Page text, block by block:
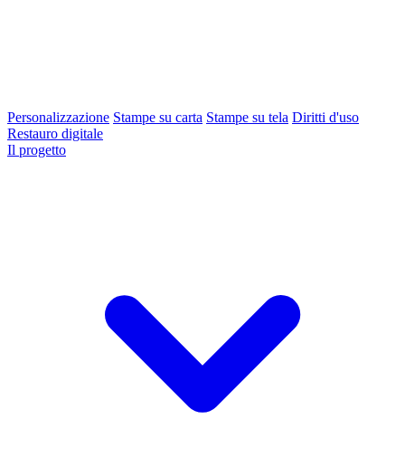
Personalizzazione Stampe su carta Stampe su tela Diritti d'uso
Restauro digitale
Il progetto